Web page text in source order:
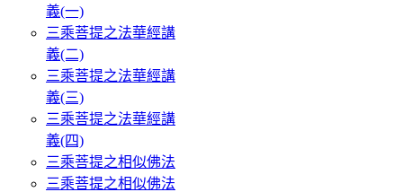
義(一)
三乘菩提之法華經講
義(二)
三乘菩提之法華經講
義(三)
三乘菩提之法華經講
義(四)
三乘菩提之相似佛法
三乘菩提之相似佛法